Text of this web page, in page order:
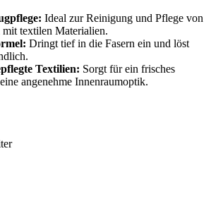
Ideal zur Reinigung und Pflege von
mit textilen Materialien.
Dringt tief in die Fasern ein und löst
Textilien: Sorgt für ein frisches
angenehme Innenraumoptik.